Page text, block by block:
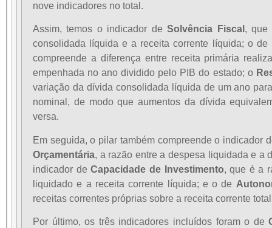
nove indicadores no total.
Assim, temos o indicador deSolvência Fiscal , que
consolidada líquida e a receita corrente líquida; o de
compreende a diferença entre receita primária
empenhada no ano dividido pelo PIB do estado; o
variação da dívida consolidada líquida de um ano
nominal, de modo que aumentos da dívida
versa.
Em seguida, o pilar também compreende o indicador
Orçamentária, a razão entre a despesa liquidada e a
indicador deCapacidade de Investimento, que é a
liquidado e a receita corrente líquida; e o de
receitas correntes próprias sobre a receita corrente
Por último, os três indicadores incluídos foram o de